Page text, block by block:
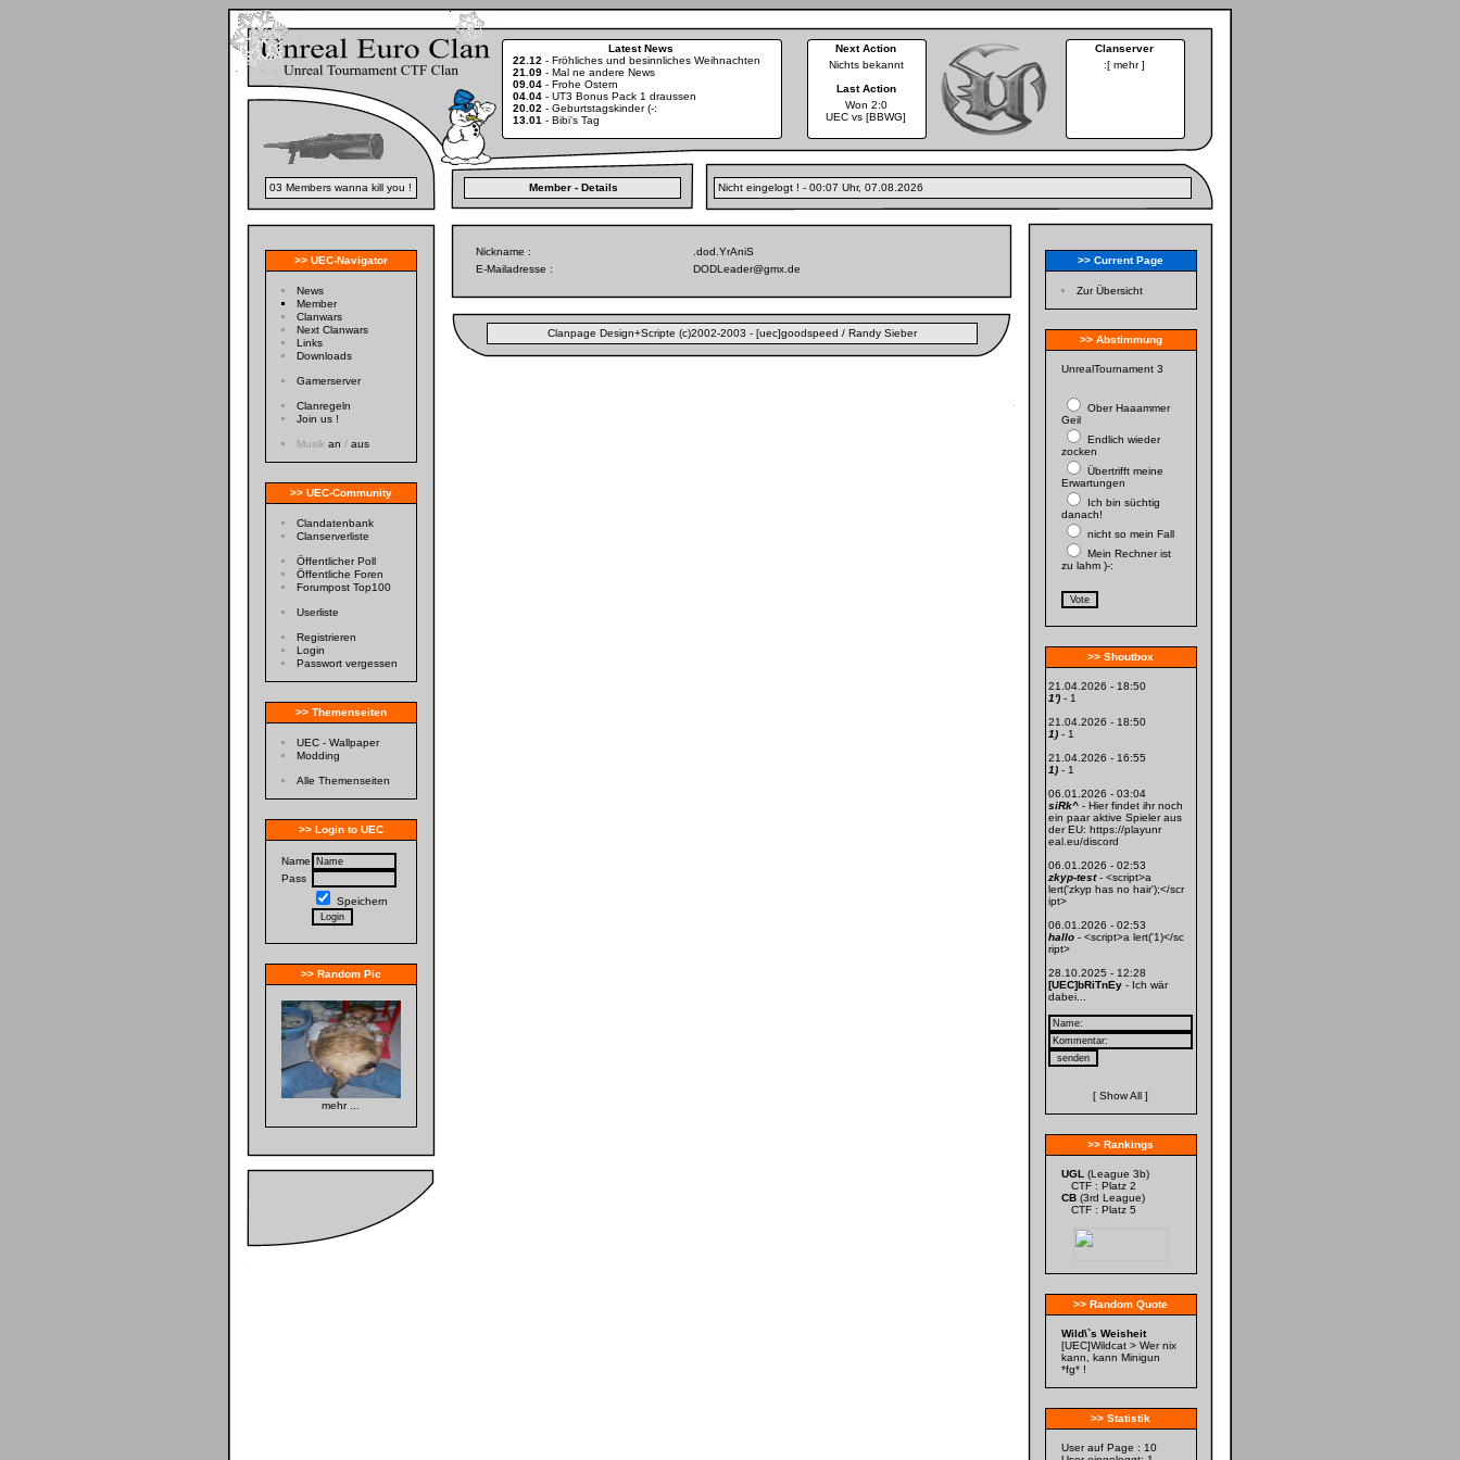
Latest News
22.12 - Fröhliches und besinnliches Weihnachten
21.09- Mal ne andere News
09.04- Frohe Ostern
04.04- UT3 Bonus Pack 1 draussen
20.02 - Geburtstagskinder (-:
13.01 - Bibi's Tag
Next Action
Nichts bekannt
Last Action
Won 2:0
UEC vs [BBWG]
Clanserver
:[ mehr]
03 Members wanna kill you ! Member - Details Nicht eingelogt ! - 00:07 Uhr, 07.08.2026
>> UEC-Navigator
News
Member
Clanwars
Next Clanwars
Links
Downloads
Gamerserver
Clanregeln
Join us !
Musik an / aus
>> UEC-Community
Clandatenbank
Clanserverliste
Öffentlicher Poll
Öffentliche Foren
Forumpost Top100
Userliste
Registrieren
Login
Passwort vergessen
>> Themenseiten
UEC - Wallpaper
Modding
Alle Themenseiten
>> Login to UEC
Name
Pass
Speichern
>> Random Pic
mehr ...
Nickname :
.dod.YrAniS
E-Mailadresse :
DODLeader@gmx.de
Clanpage Design+Scripte (c)2002-2003 - [uec]goodspeed / Randy Sieber
>> Current Page
Zur Übersicht
>> Abstimmung
UnrealTournament 3
Ober Haaammer
Geil
Endlich wieder
zocken
Übertrifft meine
Erwartungen
Ich bin süchtig
danach!
nicht so mein Fall
Mein Rechner ist
zu lahm )-:
>> Shoutbox
21.04.2026 - 18:50
1') - 1
21.04.2026 - 18:50
1) - 1
21.04.2026 - 16:55
1) - 1
06.01.2026 - 03:04
siRk^ - Hier findet ihr noch
ein paar aktive Spieler aus
der EU: https://playunr
eal.eu/discord
06.01.2026 - 02:53
zkyp-test- <script>a
lert('zkyp has no hair');</scr
ipt>
06.01.2026 - 02:53
hallo - <script>a lert('1)</sc
ript>
28.10.2025 - 12:28
[UEC]bRiTnEy - Ich wär
dabei...
[ Show All ]
>> Rankings
UGL (League 3b)
CTF : Platz 2
CB(3rd League)
CTF : Platz 5
>> Random Quote
Wild\`s Weisheit
[UEC]Wildcat > Wer nix
kann, kann Minigun
*fg* !
>> Statistik
User auf Page : 10